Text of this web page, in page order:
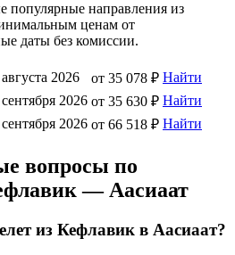
популярные направления из
ценам от
даты без комиссии.
2026 от 35 078 ₽ Найти
2026 от 35 630 ₽ Найти
2026 от 66 518 ₽ Найти
вопросы по
— Аасиаат
из Кефлавик в Аасиаат?